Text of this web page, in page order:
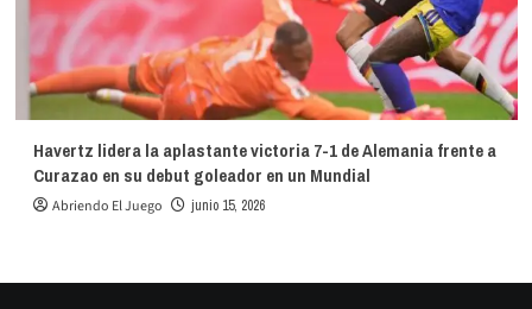
Havertz lidera la aplastante victoria 7-1 de Alemania frente a
Curazao en su debut goleador en un Mundial
Abriendo El Juego junio 15, 2026